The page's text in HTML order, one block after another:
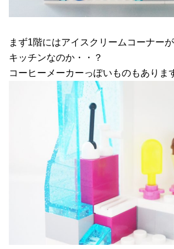
まず1階にはアイスクリームコーナー
キッチンなのか・・？
コーヒーメーカーっぽいものもありま